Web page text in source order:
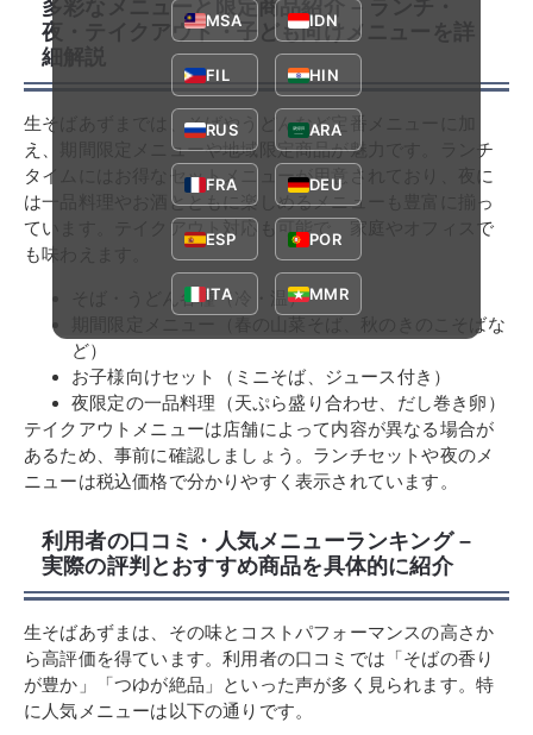
多彩なメニューと限定商品紹介 – ランチ・
夜・テイクアウト・子ども向けメニューを詳
細解説
生そばあずまでは、そばやうどんなど定番メニューに加
え、期間限定メニューや地域限定商品が魅力です。ランチ
タイムにはお得なセットメニューが用意されており、夜に
は一品料理やお酒とともに楽しめるメニューも豊富に揃っ
ています。テイクアウト対応も可能で、家庭やオフィスで
も味わえます。
そば・うどん各種（冷・温）
期間限定メニュー（春の山菜そば、秋のきのこそばな
ど）
お子様向けセット（ミニそば、ジュース付き）
夜限定の一品料理（天ぷら盛り合わせ、だし巻き卵）
テイクアウトメニューは店舗によって内容が異なる場合が
あるため、事前に確認しましょう。ランチセットや夜のメ
ニューは税込価格で分かりやすく表示されています。
利用者の口コミ・人気メニューランキング –
実際の評判とおすすめ商品を具体的に紹介
生そばあずまは、その味とコストパフォーマンスの高さか
ら高評価を得ています。利用者の口コミでは「そばの香り
が豊か」「つゆが絶品」といった声が多く見られます。特
に人気メニューは以下の通りです。
MSA IDN
FIL HIN
RUS ARA
FRA DEU
ESP POR
ITA MMR